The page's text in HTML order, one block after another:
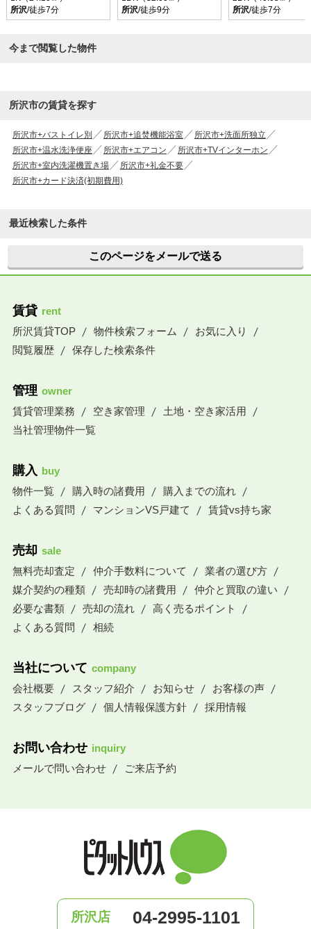
所沢/徒歩7分
所沢/徒歩9分
所沢/徒歩7分
今まで閲覧した物件
所沢市の賃貸を探す
所沢市+バストイレ別 所沢市+追焚機能浴室
所沢市+洗面所独立
所沢市+温水洗浄便座
所沢市+エアコン
所沢市+TVインターホン
所沢市+室内洗濯機置き場
所沢市+礼金不要
所沢市+カード決済(初期費用)
最近検索した条件
このページをメールで送る
賃貸 rent
所沢賃貸TOP
物件検索フォーム
お気に入り
閲覧履歴
保存した検索条件
管理 owner
賃貸管理業務
空き家管理
土地・空き家活用
当社管理物件一覧
購入 buy
物件一覧
購入時の諸費用
購入までの流れ
よくある質問
マンションVS戸建て 賃貸vs持ち家
売却 sale
無料売却査定
仲介手数料について
業者の選び方
媒介契約の種類
売却時の諸費用
仲介と買取の違い
必要な書類
売却の流れ
高く売るポイント
よくある質問
相続
当社について company
会社概要
スタッフ紹介 お知らせ
お客様の声
スタッフブログ
個人情報保護方針 採用情報
お問い合わせ inquiry
メールで問い合わせ
ご来店予約
所沢店 04-2995-1101